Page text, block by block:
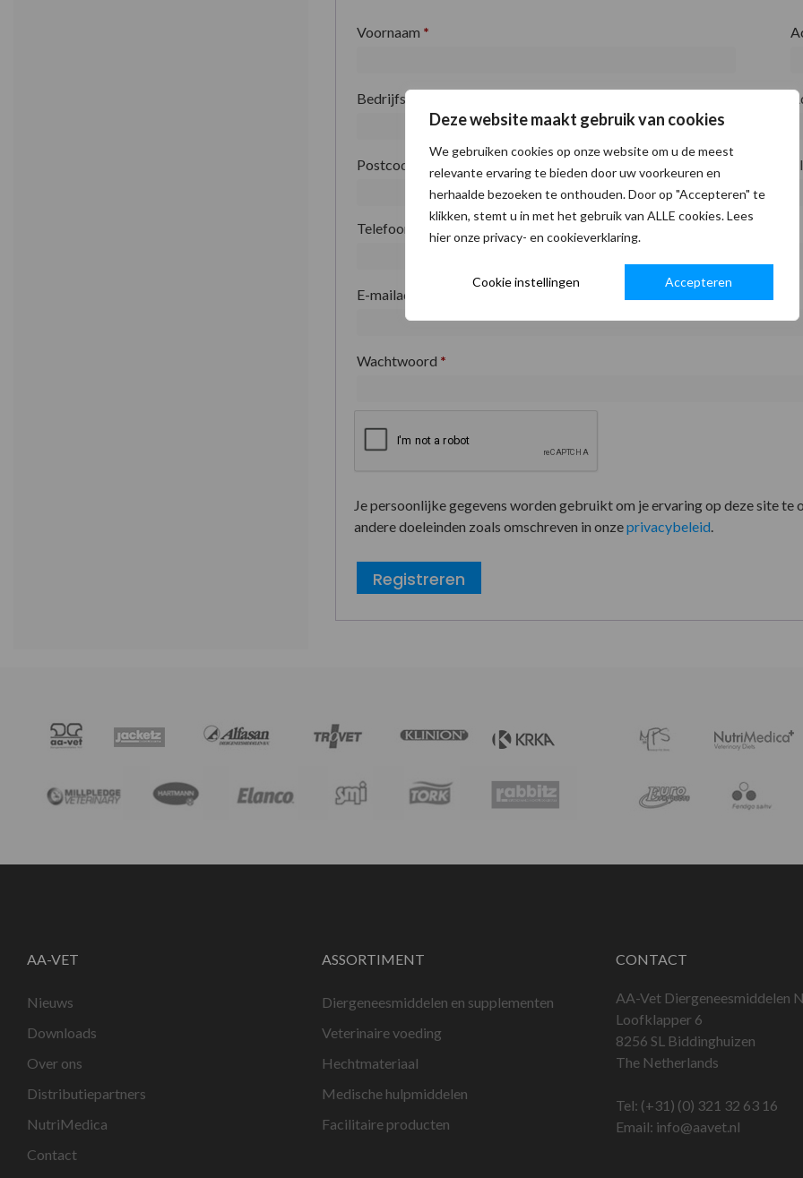
Deze website maakt gebruik van cookies
We gebruiken cookies op onze website om u de meest
relevante ervaring te bieden door uw voorkeuren en
herhaalde bezoeken te onthouden. Door op "Accepteren" te
klikken, stemt u in met het gebruik van ALLE cookies. Lees
hier onze privacy- en cookieverklaring.
Cookie instellingen Accepteren
Voornaam *
Bedrijfsnaam
Postcode
Telefoon
E-mailadres
Wachtwoord *
Je persoonlijke gegevens worden gebruikt om je ervaring op deze site
andere doeleinden zoals omschreven in onzeprivacybeleid
Registreren
AA-VET
Nieuws
Downloads
Over ons
Distributiepartners
NutriMedica
Contact
ASSORTIMENT
Diergeneesmiddelen en supplementen
Veterinaire voeding
Hechtmateriaal
Medische hulpmiddelen
Facilitaire producten
CONTACT
AA-Vet Diergeneesmiddelen
Loofklapper 6
8256 SL Biddinghuizen
The Netherlands
Tel: (+31) (0) 321 32 63 16
Email: info@aavet.nl